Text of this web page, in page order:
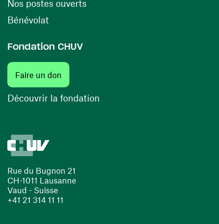
Rue du Bugnon 21
CH-1011 Lausanne
Vaud - Suisse
+41 21 314 11 11
Nos postes ouverts(ouvre une nouvelle fenêtre)
Bénévolat
Fondation CHUV
Faire un don
Découvrir la fondation